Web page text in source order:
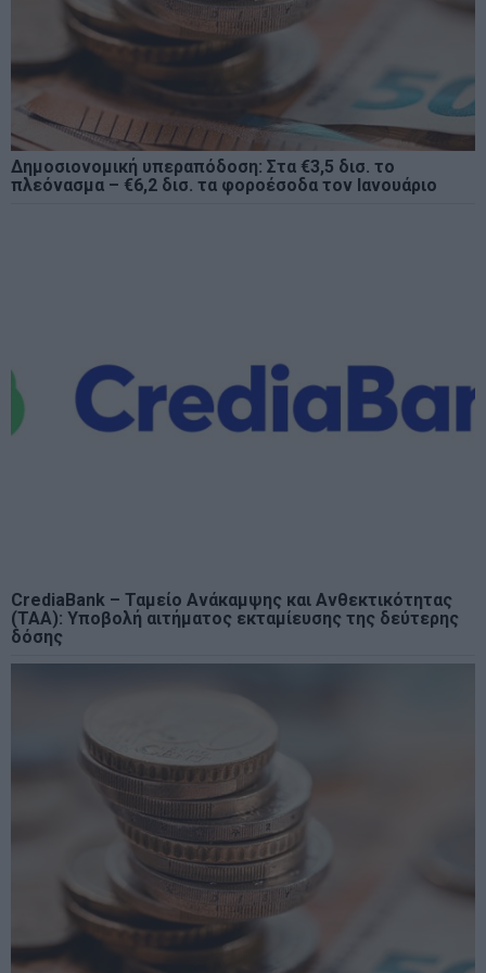
Δημοσιονομική υπεραπόδοση: Στα €3,5 δισ. το
πλεόνασμα – €6,2 δισ. τα φοροέσοδα τον Ιανουάριο
CrediaBank – Ταμείο Ανάκαμψης και Ανθεκτικότητας
(ΤΑΑ): Υποβολή αιτήματος εκταμίευσης της δεύτερης
δόσης